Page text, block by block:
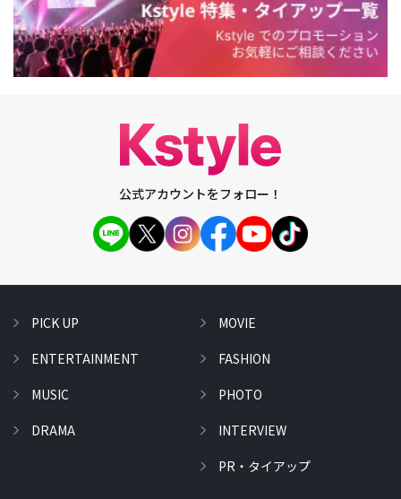
公式アカウントをフォロー！
PICK UP
ENTERTAINMENT
MUSIC
DRAMA
MOVIE
FASHION
PHOTO
INTERVIEW
PR・タイアップ